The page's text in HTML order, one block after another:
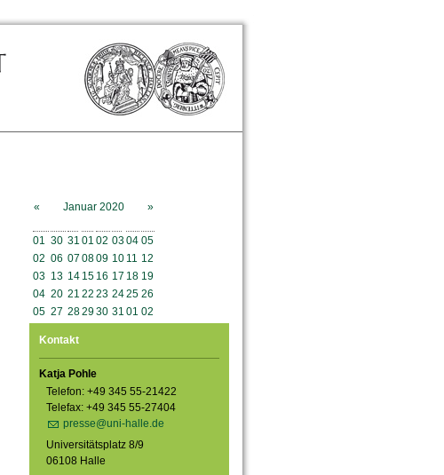
« Januar 2020
»
01 30 31 01 02 0304 05
02 06 07 0809 10 11 12
03 13 14 15 16 17 18 19
04 20 21 22 23 2425 26
05 27 282930 31 01 02
Kontakt
Katja Pohle
Telefon: +49 345 55-21422
Telefax: +49 345 55-27404
presse@uni-halle.de
Universitätsplatz 8/9
06108 Halle